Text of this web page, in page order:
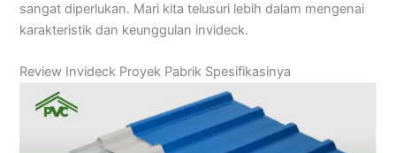
sangat diperlukan. Mari kita telusuri lebih dalam mengenai
karakteristik dan keunggulan invideck.
Review Invideck Proyek Pabrik Spesifikasinya